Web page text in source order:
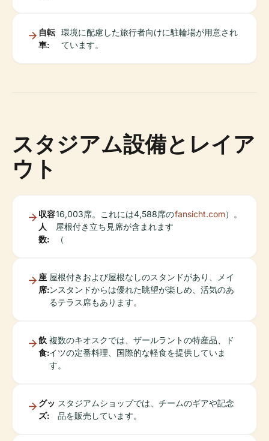
自転
車:
環境に配慮した旅行者向けに駐輪場が用意され
ています。
スタジアム設備とレイア
ウト
収容
人
数:
16,003席。これには4,588席の
屋根付き立ち見席が含まれます
（
fansicht.com）。
座
席:
屋根付きおよび屋根なしのスタンドがあり、メイ
ンスタンドからは優れた眺望が楽しめ、活気のあ
るテラス席もあります。
飲
食:
複数のキオスクでは、ザールラントの特産品、ド
イツの定番料理、国際的な軽食を提供していま
す。
グッ
ズ:
スタジアムショップでは、チームのギアや記念
品を販売しています。